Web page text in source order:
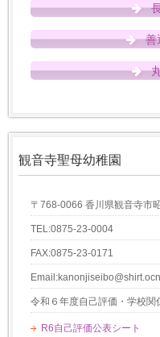
善
観音寺聖母幼稚園
〒768-0066 香川県観音寺市
TEL:0875-23-0004
FAX:0875-23-0171
令和６年度自己評価・学校関
R6自己評価公表シート